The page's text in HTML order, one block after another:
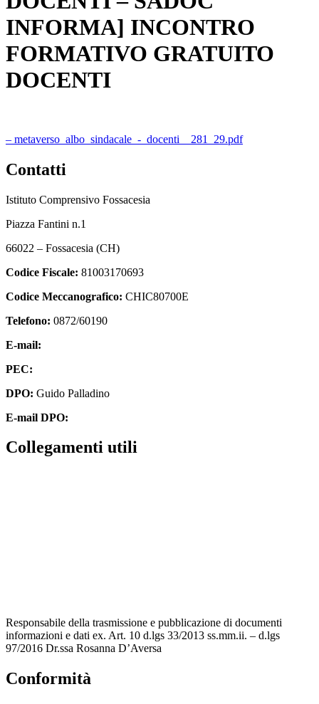
INFORMA] INCONTRO
FORMATIVO GRATUITO
DOCENTI
– metaverso_albo_sindacale_-_docenti__281_29.pdf
Contatti
Istituto Comprensivo Fossacesia
Piazza Fantini n.1
66022 – Fossacesia (CH)
Codice Fiscale: 81003170693
Codice Meccanografico: CHIC80700E
Telefono: 0872/60190
E-mail:
PEC:
DPO: Guido Palladino
E-mail DPO:
Collegamenti utili
Responsabile della trasmissione e pubblicazione di documenti
informazioni e dati ex. Art. 10 d.lgs 33/2013 ss.mm.ii. – d.lgs
97/2016 Dr.ssa Rosanna D’Aversa
Conformità